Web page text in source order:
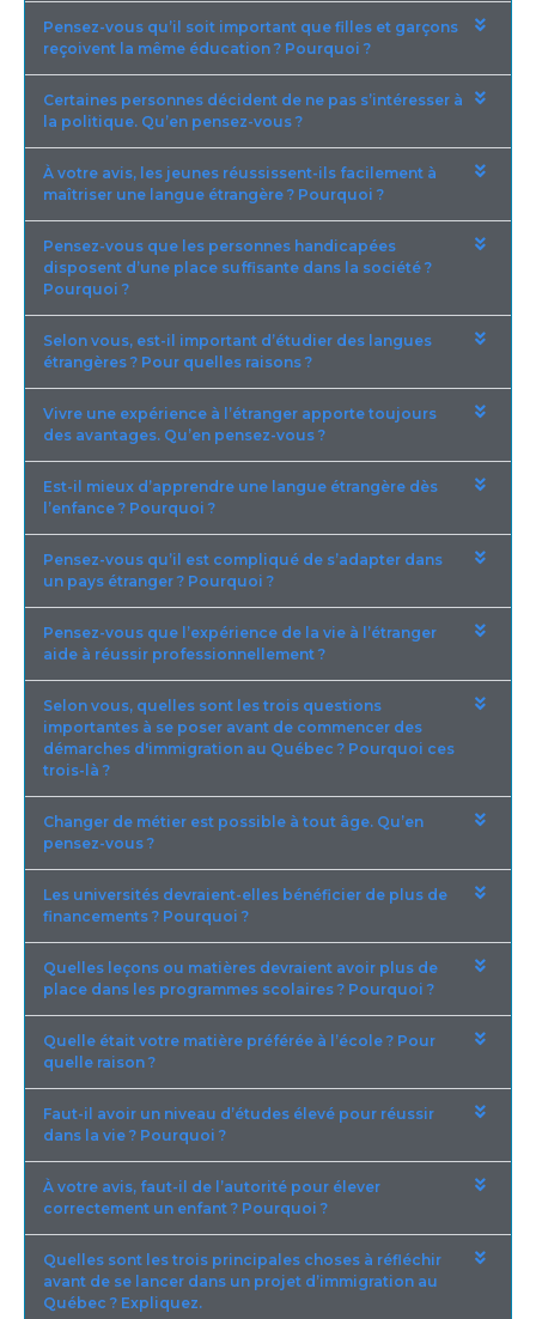
Pensez-vous qu’il soit important que filles et garçons
reçoivent la même éducation ? Pourquoi ?
Certaines personnes décident de ne pas s’intéresser à
la politique. Qu’en pensez-vous ?
À votre avis, les jeunes réussissent-ils facilement à
maîtriser une langue étrangère ? Pourquoi ?
Pensez-vous que les personnes handicapées
disposent d’une place suffisante dans la société ?
Pourquoi ?
Selon vous, est-il important d’étudier des langues
étrangères ? Pour quelles raisons ?
Vivre une expérience à l’étranger apporte toujours
des avantages. Qu’en pensez-vous ?
Est-il mieux d’apprendre une langue étrangère dès
l’enfance ? Pourquoi ?
Pensez-vous qu’il est compliqué de s’adapter dans
un pays étranger ? Pourquoi ?
Pensez-vous que l’expérience de la vie à l’étranger
aide à réussir professionnellement ?
Selon vous, quelles sont les trois questions
importantes à se poser avant de commencer des
démarches d'immigration au Québec ? Pourquoi ces
trois-là ?
Changer de métier est possible à tout âge. Qu’en
pensez-vous ?
Les universités devraient-elles bénéficier de plus de
financements ? Pourquoi ?
Quelles leçons ou matières devraient avoir plus de
place dans les programmes scolaires ? Pourquoi ?
Quelle était votre matière préférée à l’école ? Pour
quelle raison ?
Faut-il avoir un niveau d’études élevé pour réussir
dans la vie ? Pourquoi ?
À votre avis, faut-il de l’autorité pour élever
correctement un enfant ? Pourquoi ?
Quelles sont les trois principales choses à réfléchir
avant de se lancer dans un projet d’immigration au
Québec ? Expliquez.